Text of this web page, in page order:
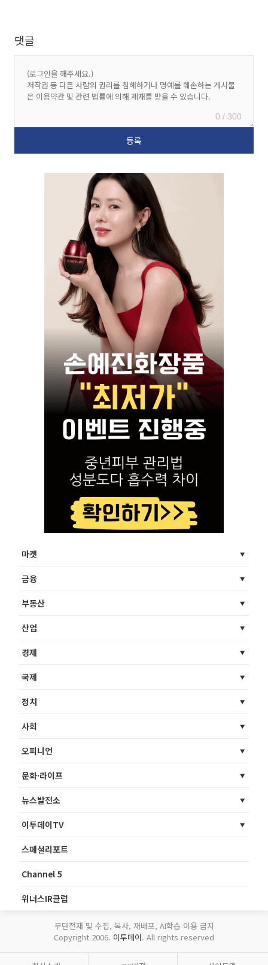
댓글
0 / 300
마켓
금융
부동산
산업
경제
국제
정치
사회
오피니언
문화·라이프
뉴스발전소
이투데이TV
스페셜리포트
Channel 5
위너스IR클럽
무단전재 및 수집, 복사, 재배포, AI학습 이용 금지
Copyright 2006. 이투데이. All rights reserved